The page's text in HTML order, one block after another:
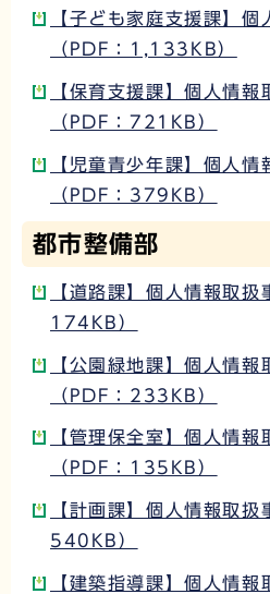
【子ども家庭支援課】
（PDF：1,133KB）
【保育支援課】個人情報
（PDF：721KB）
【児童青少年課】個人情
（PDF：379KB）
都市整備部
【道路課】個人情報取扱
174KB）
【公園緑地課】個人情報
（PDF：233KB）
【管理保全室】個人情報
（PDF：135KB）
【計画課】個人情報取扱
540KB）
【建築指導課】個人情報